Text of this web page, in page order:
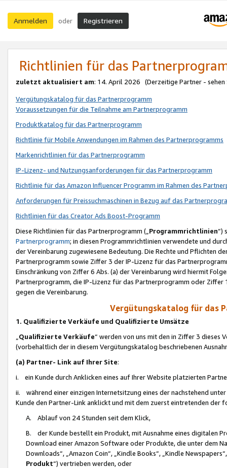
Anmelden oder Registrieren
Richtlinien für das
zuletzt aktualisiert am: 14. April 2026 (Derzeitige Partner - sehen
Vergütungskatalog für das Partnerprogramm
Voraussetzungen für die Teilnahme am Partnerprogramm
Produktkatalog für das Partnerprogramm
Richtlinie für Mobile Anwendungen im Rahmen des Partnerprogramms
Markenrichtlinien für das Partnerprogramm
IP-Lizenz- und Nutzungsanforderungen für das Partnerprogramm
Richtlinie für das Amazon Influencer Programm im Rahmen des
Anforderungen für Preissuchmaschinen in Bezug auf das
Richtlinien für das Creator Ads Boost-Programm
Diese Richtlinien für das Partnerprogramm („Programmrichtlinien“)
Partnerprogramm; in diesen Programmrichtlinien verwendete und
der Vereinbarung zugewiesene Bedeutung. Die Rechte und Pflichten
Partnerprogramm sowie Ziffer 3 der IP-Lizenz für das
Einschränkung von Ziffer 6 Abs. (a) der Vereinbarung wird hiermit
Partnerprogramm, die IP-Lizenz für das Partnerprogramm oder
gegen die Vereinbarung.
Vergütungskatalog für das
1. Qualifizierte Verkäufe und Qualifizierte Umsätze
Qualifizierte Verkäufe“ werden von uns mit den in Ziffer 3
(vorbehaltlich der in diesem Vergütungskatalog beschriebenen
(a) Partner- Link auf Ihrer Site:
i. ein Kunde durch Anklicken eines auf Ihrer Website platzierten
ii. während einer einzigen Internetsitzung eines der nachstehend
Kunde den Partner-Link anklickt und mit dem zuerst eintretenden der
A. Ablauf von 24 Stunden seit dem Klick,
B. der Kunde bestellt ein Produkt, mit Ausnahme eines digitalen
Download einer Amazon Software oder Produkte, die unter dem
Downloads“, „Amazon Coin“, „Kindle Books“, „Kindle
Produkt“) vertrieben werden, oder